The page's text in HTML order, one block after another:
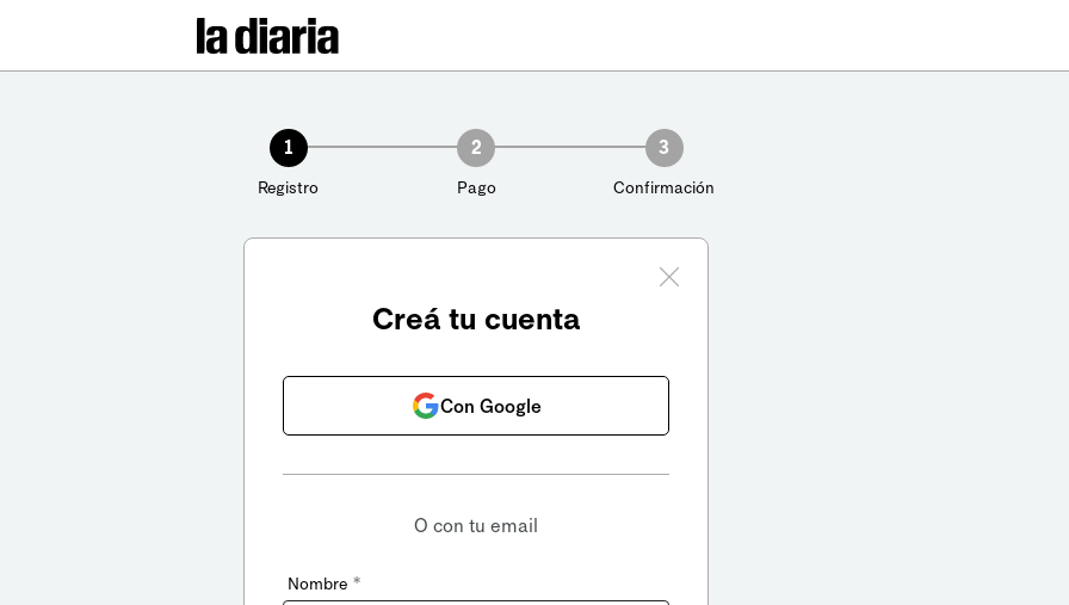
1
Registro
2
Pago
3
Confirmación
Creá tu cuenta
Con Google
O con tu email
Nombre *